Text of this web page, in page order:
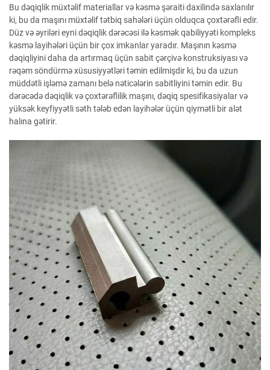
Bu dəqiqlik müxtəlif materiallar və kəsmə şəraiti daxilində saxlanılır
ki, bu da maşını müxtəlif tətbiq sahələri üçün olduqca çoxtərəfli edir.
Düz və əyriləri eyni dəqiqlik dərəcəsi ilə kəsmək qabiliyyəti kompleks
kəsmə layihələri üçün bir çox imkanlar yaradır. Maşının kəsmə
dəqiqliyini daha da artırmaq üçün sabit çərçivə konstruksiyası və
rəqəm söndürmə xüsusiyyətləri təmin edilmişdir ki, bu da uzun
müddətli işləmə zamanı belə nəticələrin sabitliyini təmin edir. Bu
dərəcədə dəqiqlik və çoxtərəflilik maşını, dəqiq spesifikasiyalar və
yüksək keyfiyyətli səth tələb edən layihələr üçün qiymətli bir alət
halına gətirir.